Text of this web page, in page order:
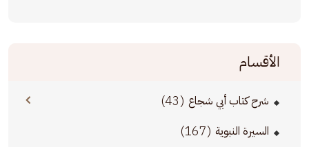
الأقسام
شرح كتاب أبي شجاع (43)
السيرة النبوية (167)